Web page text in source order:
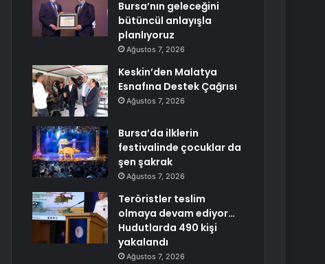
Bursa’nın geleceğini
bütüncül anlayışla
planlıyoruz
Ağustos 7, 2026
Keskin’den Malatya
Esnafına Destek Çağrısı
Ağustos 7, 2026
Bursa’da ilklerin
festivalinde çocuklar da
şen şakrak
Ağustos 7, 2026
Teröristler teslim
olmaya devam ediyor…
Hudutlarda 490 kişi
yakalandı
Ağustos 7, 2026